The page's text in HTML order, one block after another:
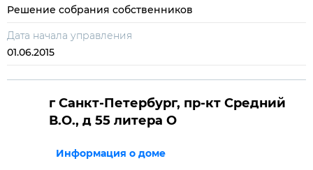
Решение собрания собственников
Дата начала управления
01.06.2015
г Санкт-Петербург, пр-кт Средний
В.О., д 55 литера О
Информация о доме